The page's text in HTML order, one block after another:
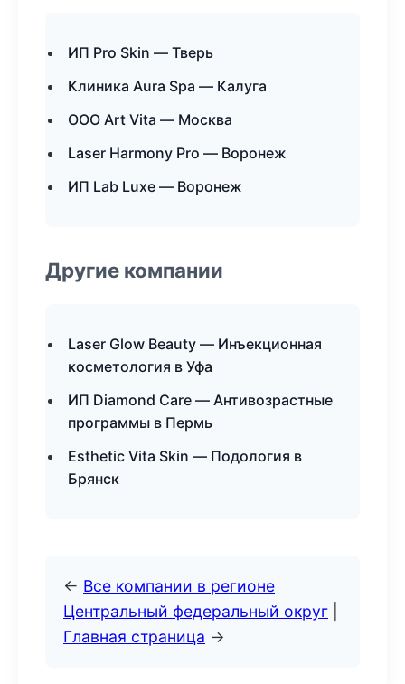
ИП Pro Skin — Тверь
Клиника Aura Spa — Калуга
ООО Art Vita — Москва
Laser Harmony Pro — Воронеж
ИП Lab Luxe — Воронеж
Другие компании
Laser Glow Beauty — Инъекционная
косметология в Уфа
ИП Diamond Care — Антивозрастные
программы в Пермь
Esthetic Vita Skin — Подология в
Брянск
← Все компании в регионе
Центральный федеральный округ
Главная страница →